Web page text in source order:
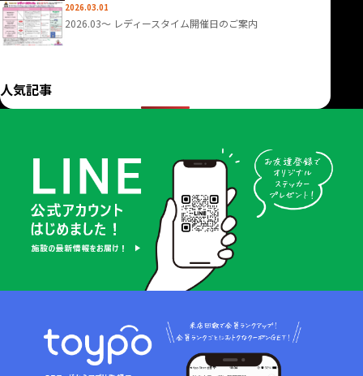
2026.03.01
2026.03〜 レディースタイム開催日のご案内
人気記事